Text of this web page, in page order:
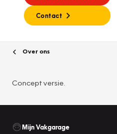
Contact
Over ons
Concept versie.
Mijn Vakgarage